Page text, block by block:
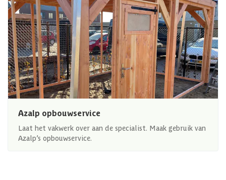
Azalp opbouwservice
Laat het vakwerk over aan de specialist. Maak gebruik van
Azalp’s opbouwservice.